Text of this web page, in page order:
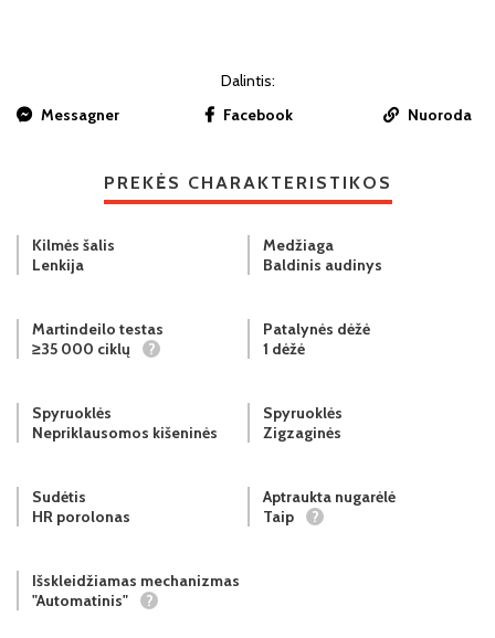
Dalintis:
Messagner
Facebook Nuoroda
PREKĖS CHARAKTERISTIKOS
Kilmės šalis
Lenkija
Medžiaga
Baldinis audinys
Martindeilo testas
≥35 000 ciklų
?
Patalynės dėžė
1 dėžė
Spyruoklės
Nepriklausomos kišeninės
Spyruoklės
Zigzaginės
Sudėtis
HR porolonas
Aptraukta nugarėlė
Taip
?
Išskleidžiamas mechanizmas
"Automatinis"
?